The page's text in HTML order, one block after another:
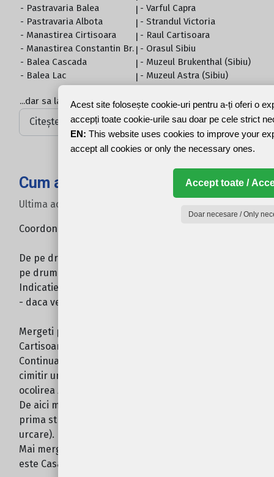
- Pastravaria Balea
- Pastravaria Albota
- Manastirea Cirtisoara
- Manastirea Constantin Br.
- Balea Cascada
- Balea Lac
|
|
|
|
|
|
- Varful Capra
- Strandul Victoria
- Raul Cartisoara
- Orasul Sibiu
- Muzeul Brukenthal (Sibiu)
- Muzeul Astra (Sibiu)
...dar sa lasam imaginile sa vorbeasca.
Citește mai mult: Împrejurimi
Cum ajung?
Ultima actualizare: 21 Iulie 2022
Coordonate GPS
De pe drumul european E68 intrati
pe drumul national DN7C (Transfagarasan)
Indicatie: - daca veniti dinspre Sibiu virati dreapta
- daca veniti dinspre Brasov virati stanga
Mergeti pe drum aprox 4 km si intrati in comuna
Cartisoara.
Continuati drumul pana ajungeti in dreptul unui
cimitir unde se intalneste o curba dubla (pentru
ocolirea zidului).
De aici mai mergeti inainte cca. 100m si o luati pe
prima strada spre dreapta (drumul este putin in
urcare).
Mai mergeti cca. 50m si prima poarta pe stanga
este Casa Popa.
Acest site folosește cookie-uri pentru a-ți oferi o
accepți toate cookie-urile sau doar pe cele strict
EN: This website uses cookies to improve your
accept all cookies or only the necessary ones.
Accept toate /
Doar necesare / Only